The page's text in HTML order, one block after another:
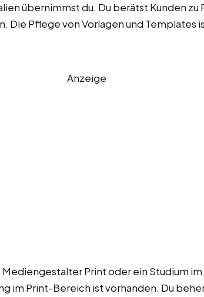
übernimmst du. Du berätst Kunden zu
Die Pflege von Vorlagen und Templates
Anzeige
Mediengestalter Print oder ein Studium
im Print-Bereich ist vorhanden. Du